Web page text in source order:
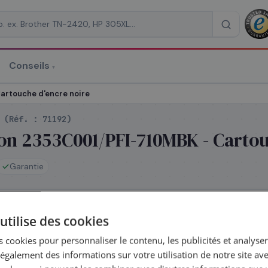
Conseils ▾
d'encre noire
(Réf. : 71192)
2353C001/PFI-710MBK -
Garantie
le jour même — commandez avant 14h
la série PFI-710
*
des cookies
cookies pour personnaliser le contenu, les publicités et
des informations sur votre utilisation de notre site